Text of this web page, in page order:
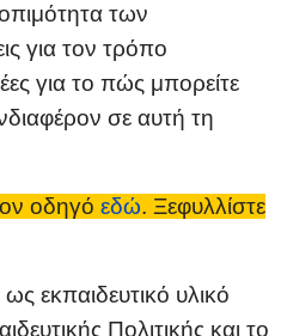
των
για τον τρόπο
για το πώς μπορείτε
σε αυτή τη
οδηγό εδώ. Ξεφυλλίστε
εκπαιδευτικό υλικό
Πολιτικής και το